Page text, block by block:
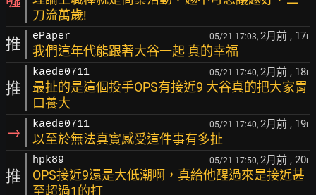
刀流萬歲!
推 ePaper 05/21 17:03, 2月前 , 17F
我們這年代能跟著大谷一起 真的幸福
推
kaede0711 05/21 17:40, 2月前 , 18F
最扯的是這個投手OPS有接近9 大谷真的把大家胃
口養大
→ kaede0711 05/21 17:40, 2月前 , 19F
以至於無法真實感受這件事有多扯
推
hpk89 05/21 17:50, 2月前 , 20F
OPS接近9還是大低潮啊，真給他醒過來是接近甚
至超過1的打